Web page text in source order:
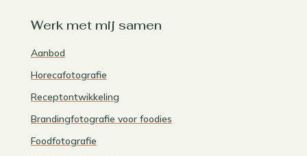
Werk met mij samen
Aanbod
Horecafotografie
Receptontwikkeling
Brandingfotografie voor foodies
Foodfotografie